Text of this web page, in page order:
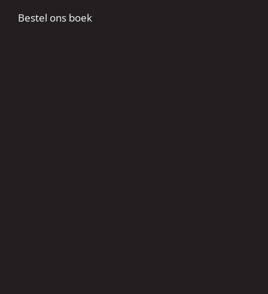
Bestel ons boek